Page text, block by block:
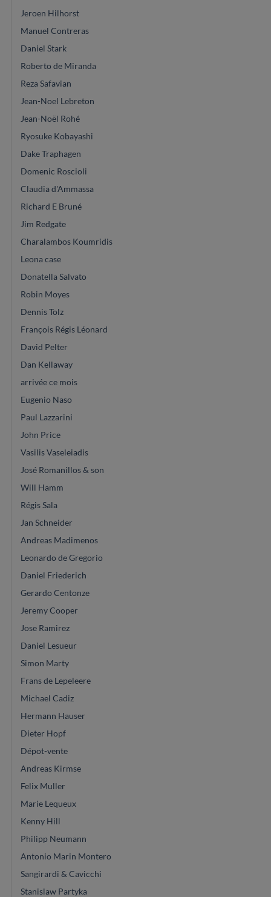
Jeroen Hilhorst
Manuel Contreras
Daniel Stark
Roberto de Miranda
Reza Safavian
Jean-Noel Lebreton
Jean-Noël Rohé
Ryosuke Kobayashi
Dake Traphagen
Domenic Roscioli
Claudia d'Ammassa
Richard E Bruné
Jim Redgate
Charalambos Koumridis
Leona case
Donatella Salvato
Robin Moyes
Dennis Tolz
François Régis Léonard
David Pelter
Dan Kellaway
arrivée ce mois
Eugenio Naso
Paul Lazzarini
John Price
Vasilis Vaseleiadis
José Romanillos & son
Will Hamm
Régis Sala
Jan Schneider
Andreas Madimenos
Leonardo de Gregorio
Daniel Friederich
Gerardo Centonze
Jeremy Cooper
Jose Ramirez
Daniel Lesueur
Simon Marty
Frans de Lepeleere
Michael Cadiz
Hermann Hauser
Dieter Hopf
Dépot-vente
Andreas Kirmse
Felix Muller
Marie Lequeux
Kenny Hill
Philipp Neumann
Antonio Marin Montero
Sangirardi & Cavicchi
Stanislaw Partyka